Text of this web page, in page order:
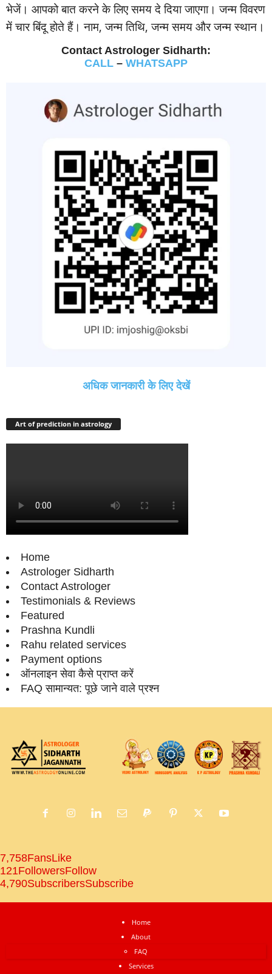
भेजें। आपको बात करने के लिए समय दे दिया जाएगा। जन्‍म विवरण
में चार बिंदू होते हैं। नाम, जन्‍म तिथि, जन्‍म समय और जन्‍म स्‍थान।
Contact Astrologer Sidharth:
CALL – WHATSAPP
अधिक जानकारी के लिए देखें
Art of prediction in astrology
Home
Astrologer Sidharth
Contact Astrologer
Testimonials & Reviews
Featured
Prashna Kundli
Rahu related services
Payment options
ऑनलाइन सेवा कैसे प्राप्‍त करें
FAQ सामान्‍यत: पूछे जाने वाले प्रश्‍न
7,758FansLike
121FollowersFollow
4,790SubscribersSubscribe
Home
About
FAQ
Services